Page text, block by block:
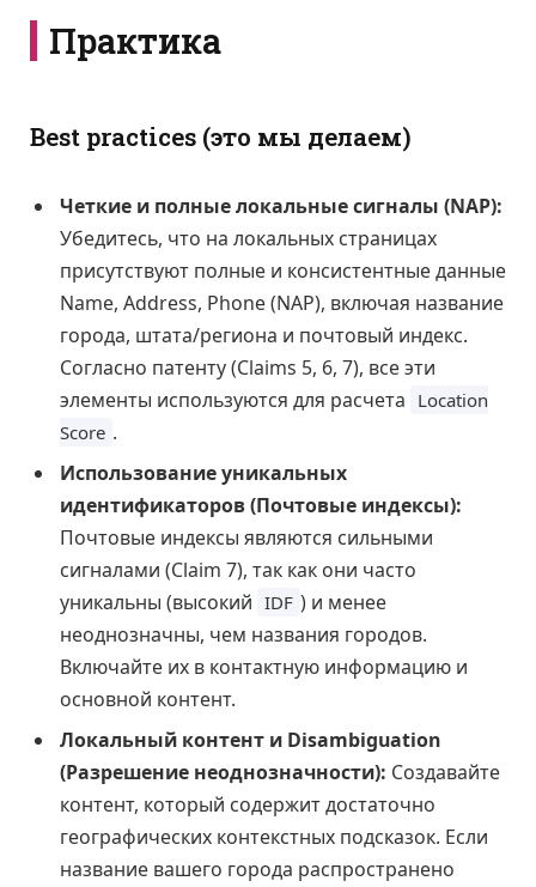
Практика
Best practices (это мы делаем)
Четкие и полные локальные сигналы (NAP):
Убедитесь, что на локальных страницах
присутствуют полные и консистентные данные
Name, Address, Phone (NAP), включая название
города, штата/региона и почтовый индекс.
Согласно патенту (Claims 5, 6, 7), все эти
элементы используются для расчета Location
Score .
Использование уникальных
идентификаторов (Почтовые индексы):
Почтовые индексы являются сильными
сигналами (Claim 7), так как они часто
уникальны (высокий IDF ) и менее
неоднозначны, чем названия городов.
Включайте их в контактную информацию и
основной контент.
Локальный контент и Disambiguation
(Разрешение неоднозначности): Создавайте
контент, который содержит достаточно
географических контекстных подсказок. Если
название вашего города распространено